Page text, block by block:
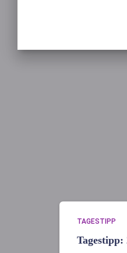
TAGESTIPP
Tagestipp: